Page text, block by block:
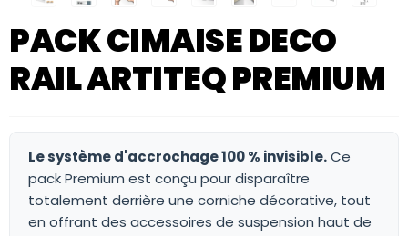
PACK CIMAISE DECO
RAIL ARTITEQ PREMIUM
Le système d'accrochage 100 % invisible.Ce
pack Premium est conçu pour disparaître
totalement derrière une corniche décorative, tout
en offrant des accessoires de suspension haut de